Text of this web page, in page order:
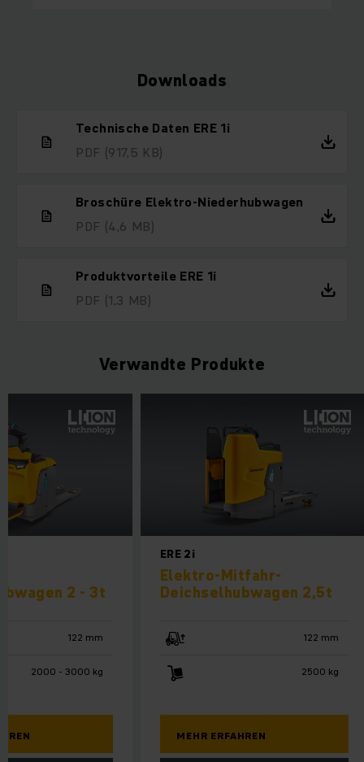
Downloads
Technische Daten ERE 1i
PDF (917,5 KB)
Broschüre Elektro-Niederhubwagen
PDF (4,6 MB)
Produktvorteile ERE 1i
PDF (1,3 MB)
Verwandte Produkte
2 - 3t
122 mm
2000 - 3000 kg
ERE 2i
Elektro-Mitfahr-
Deichselhubwagen 2,5t
122 mm
2500 kg
MEHR ERFAHREN